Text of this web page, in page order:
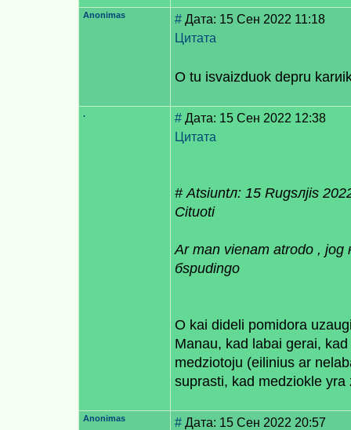
Anonimas # Дата: 15 Сен 2022 11:18
Цитата
O tu isvaizduok deрru
. # Дата: 15 Сен 2022 12:38
Цитата
# Atsiuntл: 15 Rugsлjis
Cituoti
Ar man vienam atrodo ,
бspudingo
O kai dideli pomidora
Manau, kad labai gerai,
medziotoju (eilinius ar
suprasti, kad medziokle
Anonimas # Дата: 15 Сен 2022 20:57